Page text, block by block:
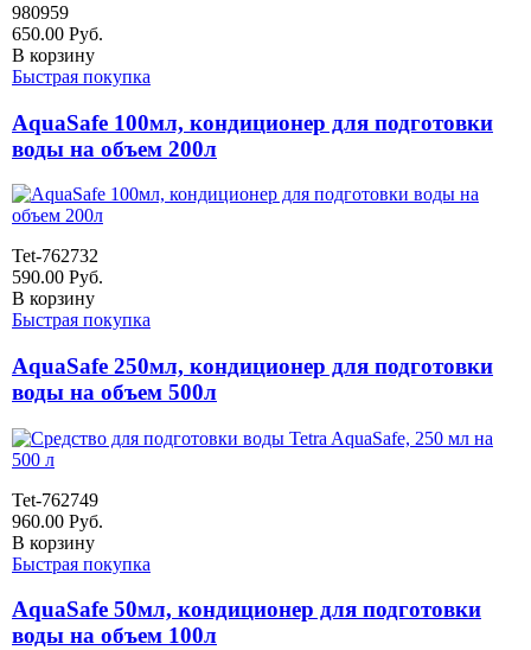
980959
650.00 Руб.
В корзину
Быстрая покупка
AquaSafe 100мл, кондиционер для подготовки
воды на объем 200л
Tet-762732
590.00 Руб.
В корзину
Быстрая покупка
AquaSafe 250мл, кондиционер для подготовки
воды на объем 500л
Tet-762749
960.00 Руб.
В корзину
Быстрая покупка
AquaSafe 50мл, кондиционер для подготовки
воды на объем 100л